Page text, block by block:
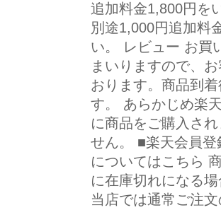
追加料金1,800円を
別途1,000円追加料
い。 レビュー お買
まいりますので、
おります。商品到
す。 あらかじめ楽
に商品をご購入さ
せん。 ■楽天会員
についてはこちら
に在庫切れになる
当店では通常ご注